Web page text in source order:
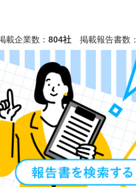
載企業数： 804社 掲載報告書数：